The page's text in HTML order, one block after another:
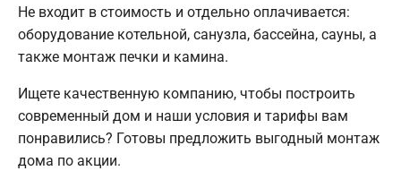
Не входит в стоимость и отдельно оплачивается:
оборудование котельной, санузла, бассейна, сауны, а
также монтаж печки и камина.
Ищете качественную компанию, чтобы построить
современный дом и наши условия и тарифы вам
понравились? Готовы предложить выгодный монтаж
дома по акции.